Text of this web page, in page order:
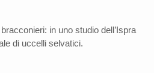
in uno studio dell’Ispra
di uccelli selvatici.